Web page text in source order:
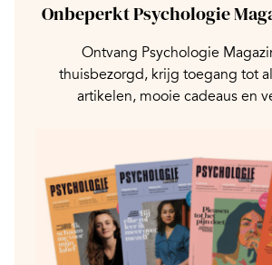
Onbeperkt Psychologie
Ontvang Psychologie
thuisbezorgd, krijg toegang tot
artikelen, mooie cadeaus en